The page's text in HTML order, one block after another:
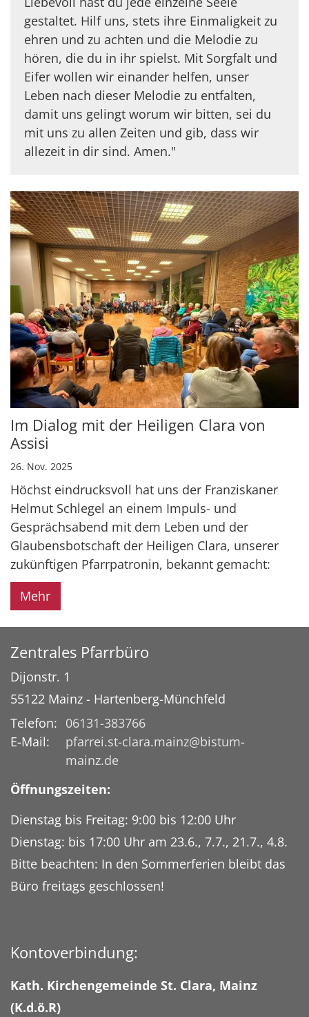
gestaltet. Hilf uns, stets ihre Einmaligkeit zu
ehren und zu achten und die Melodie zu
hören, die du in ihr spielst. Mit Sorgfalt und
Eifer wollen wir einander helfen, unser
Leben nach dieser Melodie zu entfalten,
damit uns gelingt worum wir bitten, sei du
mit uns zu allen Zeiten und gib, dass wir
allezeit in dir sind. Amen."
Im Dialog mit der Heiligen Clara von
Assisi
26. Nov. 2025
Höchst eindrucksvoll hat uns der Franziskaner
Helmut Schlegel an einem Impuls- und
Gesprächsabend mit dem Leben und der
Glaubensbotschaft der Heiligen Clara, unserer
zukünftigen Pfarrpatronin, bekannt gemacht:
Mehr
Zentrales Pfarrbüro
Dijonstr. 1
55122 Mainz - Hartenberg-Münchfeld
Telefon: 06131-383766
E-Mail:
pfarrei.st-clara.mainz@bistum-
mainz.de
Öffnungszeiten:
Dienstag bis Freitag: 9:00 bis 12:00 Uhr
Dienstag: bis 17:00 Uhr am 23.6., 7.7., 21.7., 4.8.
Bitte beachten: In den Sommerferien bleibt das
Büro freitags geschlossen!
Kontoverbindung:
Kath. Kirchengemeinde St. Clara, Mainz
(K.d.ö.R)